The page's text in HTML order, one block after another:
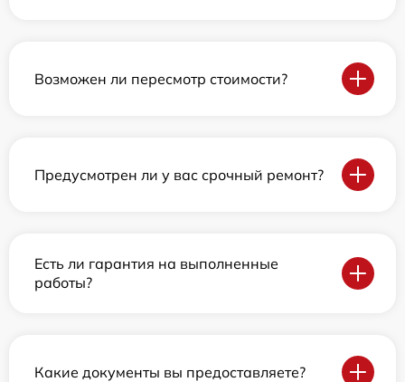
Возможен ли пересмотр стоимости?
Предусмотрен ли у вас срочный ремонт?
Есть ли гарантия на выполненные
работы?
Какие документы вы предоставляете?